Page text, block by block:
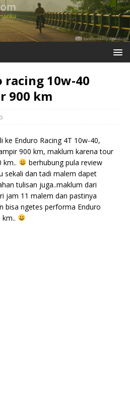
10w-40
900 km
ke Enduro Racing 4T 10w-40,
900 km, maklum karena tour
km..
berhubung pula review
sekali dan tadi malem dapet
tulisan juga..maklum dari
jam 11 malem dan pastinya
bisa ngetes performa Enduro